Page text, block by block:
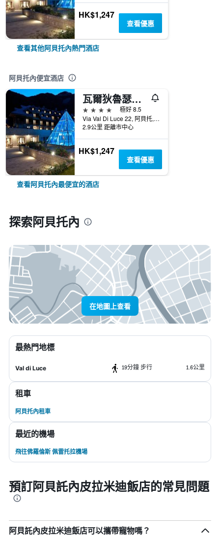
HK$1,247
查看優惠
查看其他阿貝托內熱門酒店
阿貝托內便宜酒店
瓦爾狄魯瑟溫泉度假酒店 - 阿貝托涅
4星級
極好 8.5
Via Val Di Luce 22, 阿貝托, 托斯卡尼, 義大利
2.9公里 距離市中心
HK$1,247
查看優惠
查看阿貝托內最便宜的酒店
探索阿貝托內
在地圖上查看
最熱門地標
Val di Luce 19分鐘 步行 1.6公里
租車
阿貝托內租車
最近的機場
飛往佛羅倫斯 佩雷托拉機場
預訂阿貝託內皮拉米迪飯店的常見問題
阿貝託內皮拉米迪飯店可以攜帶寵物嗎？